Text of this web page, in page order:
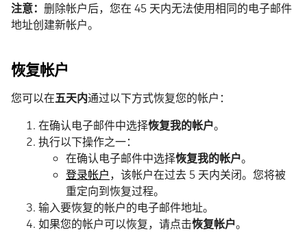
注意： 删除帐户后，您在 45 天内无法使用相同的电子邮件
地址创建新帐户。
恢复帐户
您可以在五天内通过以下方式恢复您的帐户：
在确认电子邮件中选择恢复我的帐户。
执行以下操作之一：
在确认电子邮件中选择恢复我的帐户。
登录帐户，该帐户在过去 5 天内关闭。您将被
重定向到恢复过程。
输入要恢复的帐户的电子邮件地址。
如果您的帐户可以恢复，请点击恢复帐户。